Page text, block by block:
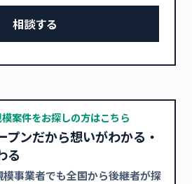
相談する
案件をお探しの方はこちら
プンだから想いがわかる・
る
模事業者でも全国から後継者が探